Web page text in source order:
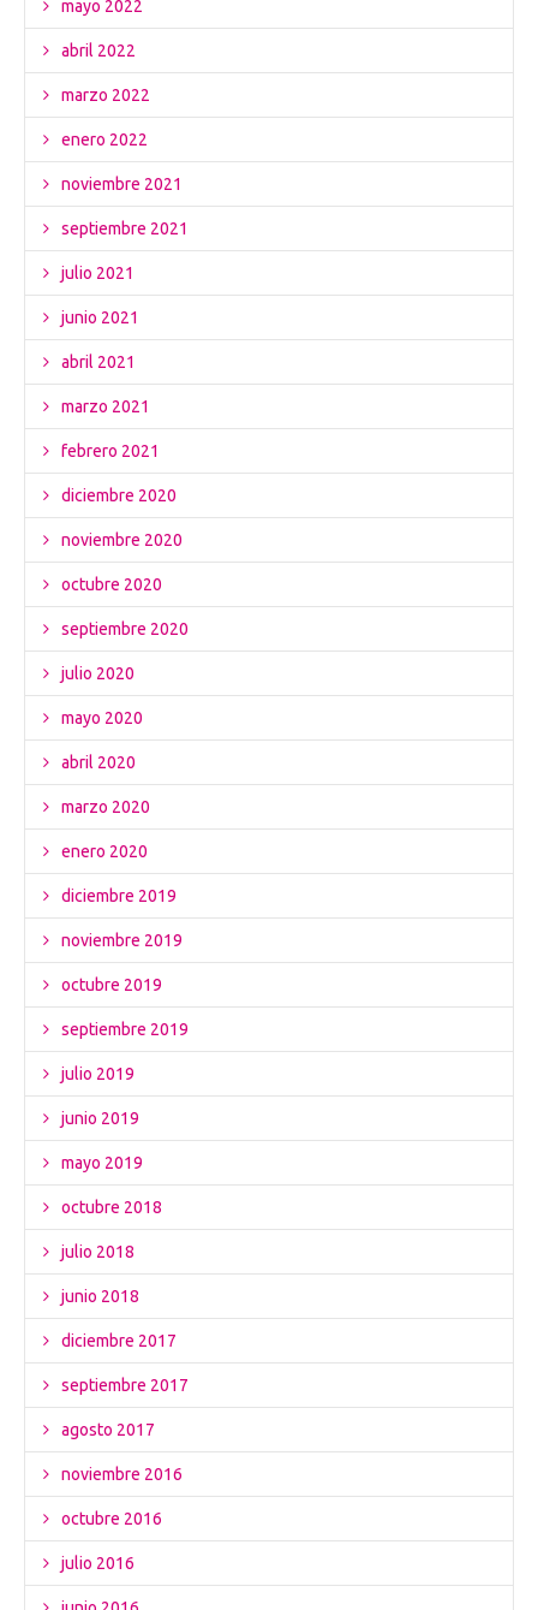
mayo 2022
abril 2022
marzo 2022
enero 2022
noviembre 2021
septiembre 2021
julio 2021
junio 2021
abril 2021
marzo 2021
febrero 2021
diciembre 2020
noviembre 2020
octubre 2020
septiembre 2020
julio 2020
mayo 2020
abril 2020
marzo 2020
enero 2020
diciembre 2019
noviembre 2019
octubre 2019
septiembre 2019
julio 2019
junio 2019
mayo 2019
octubre 2018
julio 2018
junio 2018
diciembre 2017
septiembre 2017
agosto 2017
noviembre 2016
octubre 2016
julio 2016